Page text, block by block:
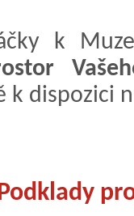
k
k dispozici